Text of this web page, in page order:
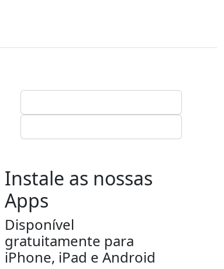
Instale as nossas
Apps
Disponível
gratuitamente para
iPhone, iPad e Android